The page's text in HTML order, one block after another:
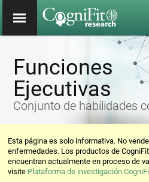
Funciones
Ejecutivas
Conjunto de habilidades
Esta página es solo informativa. No
enfermedades. Los productos de
encuentran actualmente en proceso de
visite Plataforma de investigación